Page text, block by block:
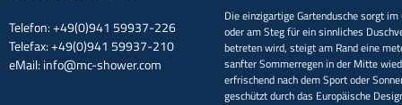
Telefon: +49(0)941 59937-226
Telefax: +49(0)941 59937-210
eMail: info@mc-shower.com
Die einzigartige Gartendusche sorgt
oder am Steg für ein sinnliches
betreten wird, steigt am Rand eine
sanfter Sommerregen in der Mitte
erfrischend nach dem Sport oder
geschützt durch das Europäische